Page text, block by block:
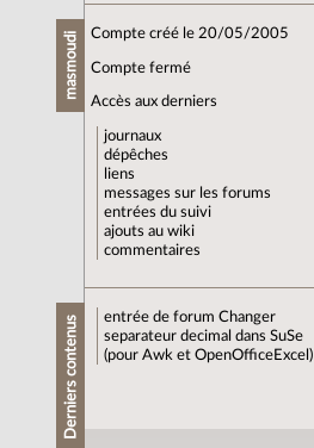
masmoudi Compte créé le 20/05/2005
Compte fermé
Accès aux derniers
journaux
dépêches
liens
messages sur les forums
entrées du suivi
ajouts au wiki
commentaires
Derniers contenus entrée de forum Changer
separateur decimal dans SuSe
(pour Awk et OpenOfficeExcel)